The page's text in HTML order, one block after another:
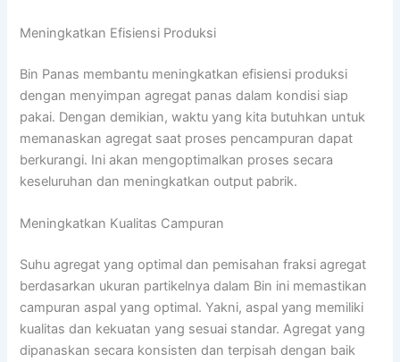
Meningkatkan Efisiensi Produksi
Bin Panas membantu meningkatkan efisiensi produksi
dengan menyimpan agregat panas dalam kondisi siap
pakai. Dengan demikian, waktu yang kita butuhkan untuk
memanaskan agregat saat proses pencampuran dapat
berkurangi. Ini akan mengoptimalkan proses secara
keseluruhan dan meningkatkan output pabrik.
Meningkatkan Kualitas Campuran
Suhu agregat yang optimal dan pemisahan fraksi agregat
berdasarkan ukuran partikelnya dalam Bin ini memastikan
campuran aspal yang optimal. Yakni, aspal yang memiliki
kualitas dan kekuatan yang sesuai standar. Agregat yang
dipanaskan secara konsisten dan terpisah dengan baik